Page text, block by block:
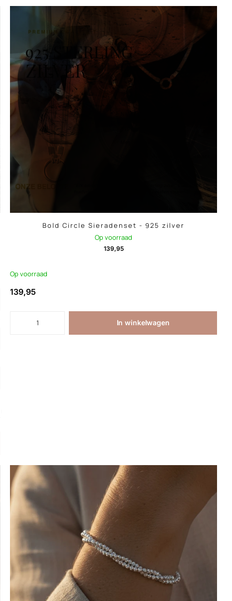
Bold Circle Sieradenset - 925 zilver
Op voorraad
139,95
Op voorraad
139,95
In winkelwagen